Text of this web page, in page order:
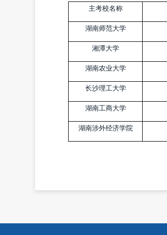
主考校名称
湖南师范大学
湘潭大学
湖南农业大学
长沙理工大学
湖南工商大学
湖南涉外经济学院